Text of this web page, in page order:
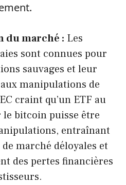
du marché : Les
sont connues pour
sauvages et leur
manipulations de
craint qu’un ETF au
bitcoin puisse être
entraînant
marché déloyales et
des pertes financières